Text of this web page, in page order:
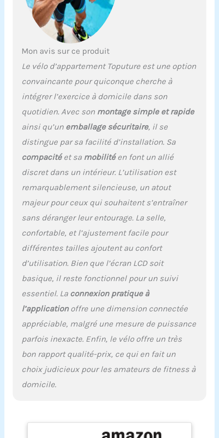
2025 : le vélo
d'appartement est
compatible avec
Sport/Zwift pour suivre et
données d'entraînement
telles que la distance, les
tr/min, les calories
brûlées, etc. L'application
propose des séances
d'entraînement et des
compétitions variées
ainsi qu'un entraînement
augmenter votre effet de
combustion des
efficacement votre
condition physique.
magnétique 0 à 100 % : le
vélo de fitness dispose
magnétique et d'une
transmission par
performances stables,
assure une conduite
silencieuse et fluide,
n'est pas facile à user et a
une durée de vie plus
longue. Le vélo d'intérieur
est équipé d'un volant
d'inertie de 15 kg et d'une
forte résistance
Mon avis sur ce produit
Le vélo d’appartement Toputure est une option
convaincante pour quiconque cherche à
intégrer l’exercice à domicile dans son
quotidien. Avec son montage simple et rapide
ainsi qu’un emballage sécuritaire, il se
distingue par sa facilité d’installation. Sa
compacitéet sa mobilitéen font un allié
discret dans un intérieur. L’utilisation est
remarquablement silencieuse, un atout
majeur pour ceux qui souhaitent s’entraîner
sans déranger leur entourage. La selle,
confortable, et l’ajustement facile pour
différentes tailles ajoutent au confort
d’utilisation. Bien que l’écran LCD soit
basique, il reste fonctionnel pour un suivi
essentiel. La connexion pratique à
l’applicationoffre une dimension connectée
appréciable, malgré une mesure de puissance
parfois inexacte. Enfin, le vélo offre un très
bon rapport qualité-prix, ce qui en fait un
choix judicieux pour les amateurs de fitness à
domicile.